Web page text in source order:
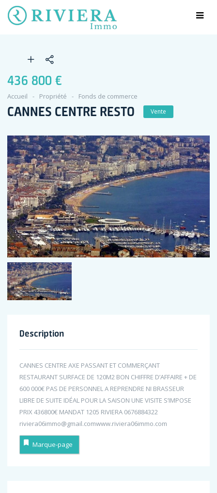
436 800 €
Accueil Propriété Fonds de commerce
CANNES CENTRE RESTO Vente
Description
CANNES CENTRE AXE PASSANT ET COMMERÇANT
RESTAURANT SURFACE DE 120M2 BON CHIFFRE D’AFFAIRE + DE
600 000€ PAS DE PERSONNEL A REPRENDRE NI BRASSEUR
LIBRE DE SUITE IDÉAL POUR LA SAISON UNE VISITE S’IMPOSE
PRIX 436800€ MANDAT 1205 RIVIERA 0676884322
riviera06immo@gmail.comwww.riviera06immo.com
Marque-page